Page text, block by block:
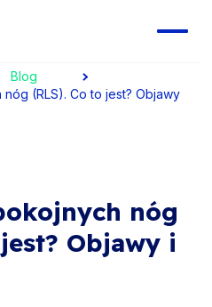
Blog
(RLS). Co to jest? Objawy
nóg
Objawy i